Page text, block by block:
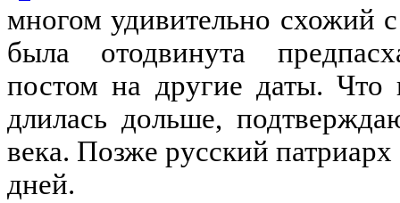
многом удивительно схожий
была отодвинута
постом на другие даты. Что
длилась дольше,
века. Позже русский
дней.